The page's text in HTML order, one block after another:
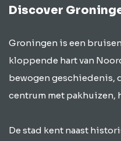
Discover
Groningen is een
kloppende hart van
bewogen geschiedenis,
centrum met pakhuizen,
De stad kent naast